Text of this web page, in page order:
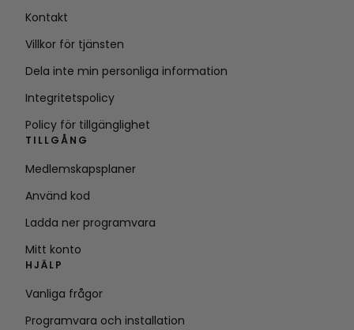
Kontakt
Villkor för tjänsten
Dela inte min personliga information
Integritetspolicy
Policy för tillgänglighet
TILLGÅNG
Medlemskapsplaner
Använd kod
Ladda ner programvara
Mitt konto
HJÄLP
Vanliga frågor
Programvara och installation